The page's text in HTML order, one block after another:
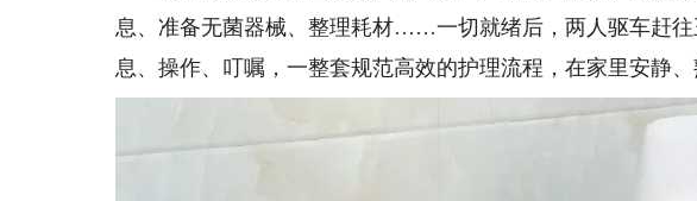
息、准备无菌器械、整理耗材……一切就绪后，两人驱车赶
息、操作、叮嘱，一整套规范高效的护理流程，在家里安静、